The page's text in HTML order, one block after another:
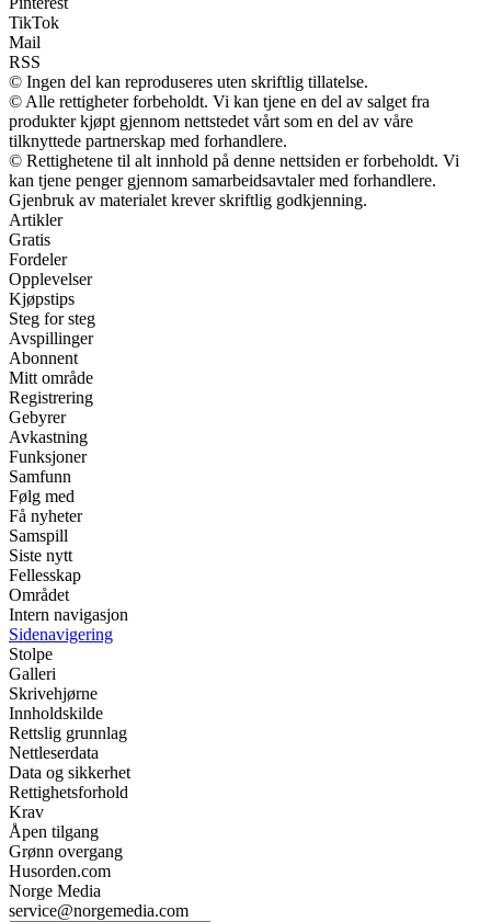
TikTok
Mail
RSS
© Ingen del kan reproduseres uten skriftlig tillatelse.
© Alle rettigheter forbeholdt. Vi kan tjene en del av salget fra
produkter kjøpt gjennom nettstedet vårt som en del av våre
tilknyttede partnerskap med forhandlere.
© Rettighetene til alt innhold på denne nettsiden er forbeholdt. Vi
kan tjene penger gjennom samarbeidsavtaler med forhandlere.
Gjenbruk av materialet krever skriftlig godkjenning.
Artikler
Gratis
Fordeler
Opplevelser
Kjøpstips
Steg for steg
Avspillinger
Abonnent
Mitt område
Registrering
Gebyrer
Avkastning
Funksjoner
Samfunn
Følg med
Få nyheter
Samspill
Siste nytt
Fellesskap
Området
Intern navigasjon
Sidenavigering
Stolpe
Galleri
Skrivehjørne
Innholdskilde
Rettslig grunnlag
Nettleserdata
Data og sikkerhet
Rettighetsforhold
Krav
Åpen tilgang
Grønn overgang
Husorden.com
Norge Media
service@norgemedia.com